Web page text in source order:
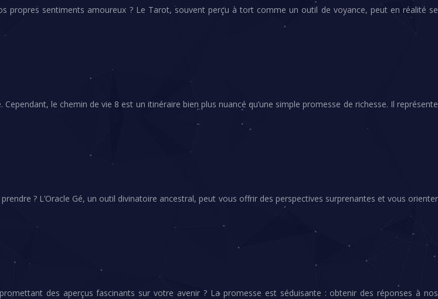
propres sentiments amoureux ? Le Tarot, souvent perçu à tort comme un outil de voyance, peut en réalité se
le chemin de vie 8 est un itinéraire bien plus nuancé qu’une simple promesse de richesse. Il représente
? L’Oracle Gé, un outil divinatoire ancestral, peut vous offrir des perspectives surprenantes et vous orienter
des aperçus fascinants sur votre avenir ? La promesse est séduisante : obtenir des réponses à nos